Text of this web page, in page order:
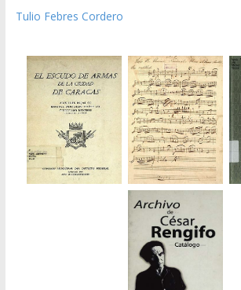
Tulio Febres Cordero